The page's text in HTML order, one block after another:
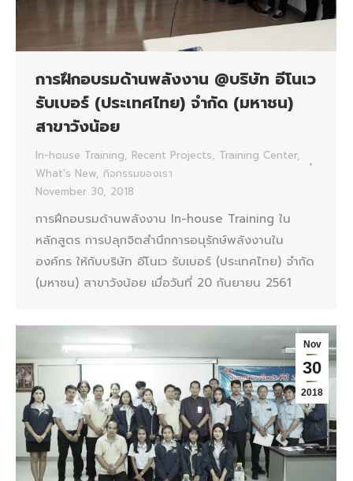
การฝึกอบรมด้านพลังงาน @บริษัท อีโนเว
รับเบอร์ (ประเทศไทย) จำกัด (มหาชน)
สาขาวังน้อย
In-house Training, Recent Projects, Training Center,
What's New, กิจกรรมของเรา
November 30, 2018
การฝึกอบรมด้านพลังงาน In-house Training ใน
หลักสูตร การปลุกจิตสำนึกการอนุรักษ์พลังงานใน
องค์กร ให้กับบริษัท อีโนเว รับเบอร์ (ประเทศไทย) จำกัด
(มหาชน) สาขาวังน้อย เมื่อวันที่ 20 กันยายน 2561
Nov
30
2018